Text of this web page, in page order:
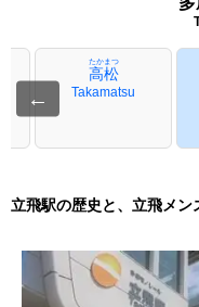
←
高松
たかまつ
Takamatsu
立飛駅の歴史と、立飛メ